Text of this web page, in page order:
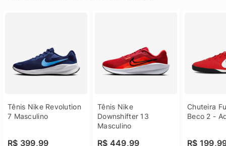
Tênis Nike Revolution
7 Masculino
R$ 399,99
Tênis Nike
Downshifter 13
Masculino
R$ 449,99
Chuteira
Beco 2 -
R$